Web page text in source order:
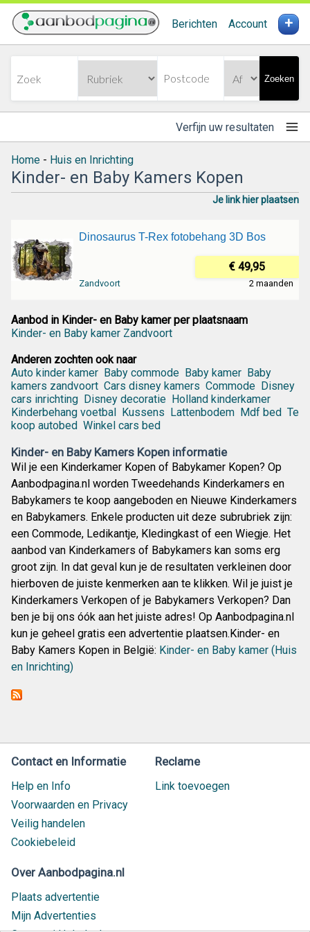
Berichten Account +
Zoeken
Verfijn uw resultaten
Home - Huis en Inrichting
Kinder- en Baby Kamers Kopen
Je link hier plaatsen
Dinosaurus T-Rex fotobehang 3D Bos
€ 49,95
Zandvoort 2 maanden
Aanbod in Kinder- en Baby kamer per plaatsnaam
Kinder- en Baby kamer Zandvoort
Anderen zochten ook naar
Auto kinder kamer Baby commode Baby kamer Baby
kamers zandvoort Cars disney kamers Commode Disney
cars inrichting Disney decoratie Holland kinderkamer
Kinderbehang voetbal Kussens Lattenbodem Mdf bed Te
koop autobed Winkel cars bed
Kinder- en Baby Kamers Kopen informatie
Wil je een Kinderkamer Kopen of Babykamer Kopen? Op
Aanbodpagina.nl worden Tweedehands Kinderkamers en
Babykamers te koop aangeboden en Nieuwe Kinderkamers
en Babykamers. Enkele producten uit deze subrubriek zijn:
een Commode, Ledikantje, Kledingkast of een Wiegje. Het
aanbod van Kinderkamers of Babykamers kan soms erg
groot zijn. In dat geval kun je de resultaten verkleinen door
hierboven de juiste kenmerken aan te klikken. Wil je juist je
Kinderkamers Verkopen of je Babykamers Verkopen? Dan
ben je bij ons óók aan het juiste adres! Op Aanbodpagina.nl
kun je geheel gratis een advertentie plaatsen.Kinder- en
Baby Kamers Kopen in België: Kinder- en Baby kamer (Huis
en Inrichting)
Contact en Informatie
Help en Info
Voorwaarden en Privacy
Veilig handelen
Cookiebeleid
Reclame
Link toevoegen
Over Aanbodpagina.nl
Plaats advertentie
Mijn Advertenties